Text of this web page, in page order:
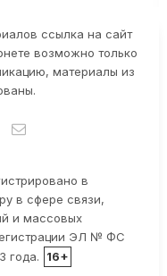
ссылка на сайт
возможно только
материалы из
в
в сфере связи,
и массовых
ЭЛ № ФС
года.
16+